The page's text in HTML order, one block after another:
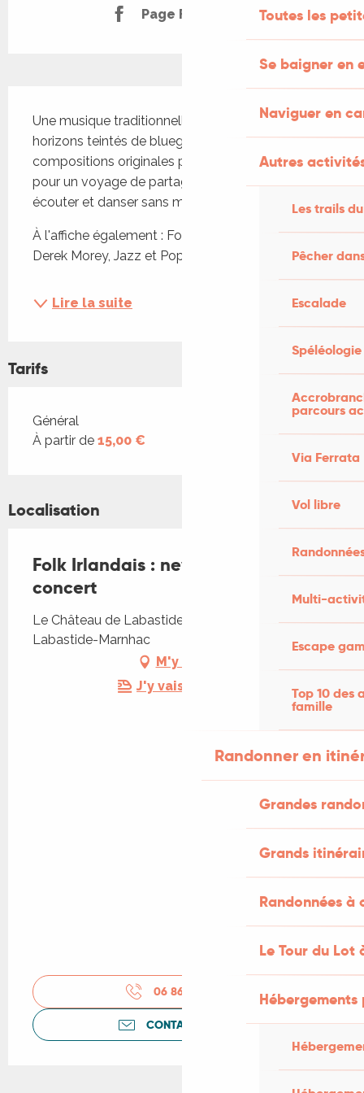
Toutes les
Se baigner en
Naviguer en
Autres
Les trails
Pêcher
Escalade
Spéléologie
parcours
Via Ferrata
Vol libre
Multi-
Escape
Top 10 des
famille
Randonner en
Grandes
Grands
Randonnées
Le Tour du Lot
Page Facebook
Une musique traditionnelle celtique et folk, aux
horizons teintés de bluegrass, avec des
compositions originales planantes et virtuoses
pour un voyage de partage et d’émotions à
écouter et danser sans modération.
À l'affiche également : Folk & Pop de Sandra &
Derek Morey, Jazz et Pop de Anne Em', et...
Lire la suite
Tarifs
Tarifs 2026
Général
À partir de 15,00 €
Localisation
Folk Irlandais : new Sky & Co en
concert
Le Château de Labastide-Marnhac, 46090
Labastide-Marnhac
M'y rendre
J'y vais en train !
06 86 06 85
CONTACTEZ-NOUS